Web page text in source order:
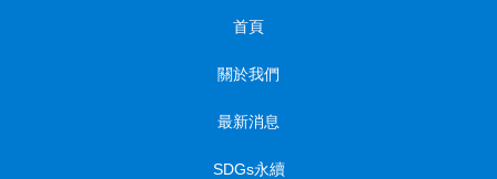
首頁
關於我們
最新消息
SDGs永續